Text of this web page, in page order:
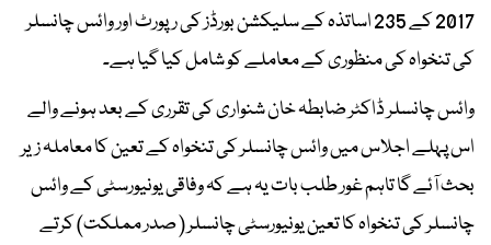
2017 کے 235 اساتذہ کے سلیکشن بورڈز کی رپورٹ اور وائس چانسلر
کی تنخواہ کی منظوری کے معاملے کو شامل کیا گیا ہے۔
وائس چانسلر ڈاکٹر ضابطہ خان شنواری کی تقرری کے بعد ہونے والے
اس پہلے اجلاس میں وائس چانسلر کی تنخواہ کے تعین کا معاملہ زیر
بحث آئے گا تاہم غور طلب بات یہ ہے کہ وفاقی یونیورسٹی کے وائس
چانسلر کی تنخواہ کا تعین یونیورسٹی چانسلر ( صدر مملکت) کرتے